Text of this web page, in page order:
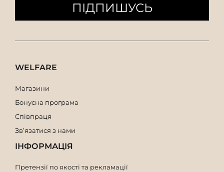
ПІДПИШУСЬ
WELFARE
Магазини
Бонусна програма
Співпраця
Зв’язатися з нами
ІНФОРМАЦІЯ
Претензії по якості та рекламації